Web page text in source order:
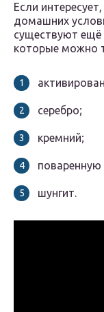
Если
домашних
существуют ещё
которые можно
серебро;
кремний;
поваренную
шунгит.